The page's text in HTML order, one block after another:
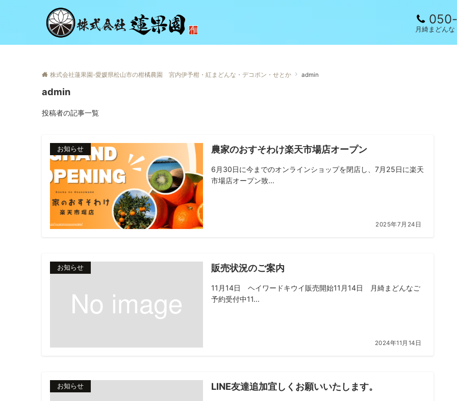
月綺まどん
株式会社蓮果園-愛媛県松山市の柑橘農園 宮内伊予柑・紅まどんな・デコポン・せとか admin
admin
投稿者の記事一覧
お知らせ 農家のおすそわけ楽天市場店オープン
6月30日に今までのオンラインショップを閉店し、7月25日に楽天
市場店オープン致...
2025年7月24日
お知らせ 販売状況のご案内
11月14日 ヘイワードキウイ販売開始11月14日 月綺まどんなご
予約受付中11...
2024年11月14日
お知らせ LINE友達追加宜しくお願いいたします。